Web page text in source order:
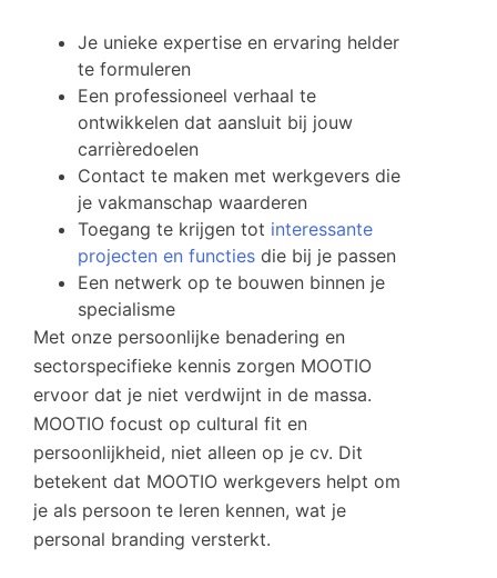
Je unieke expertise en ervaring helder
te formuleren
Een professioneel verhaal te
ontwikkelen dat aansluit bij jouw
carrièredoelen
Contact te maken met werkgevers die
je vakmanschap waarderen
Toegang te krijgen tot interessante
projecten en functies die bij je passen
Een netwerk op te bouwen binnen je
specialisme
Met onze persoonlijke benadering en
sectorspecifieke kennis zorgen MOOTIO
ervoor dat je niet verdwijnt in de massa.
MOOTIO focust op cultural fit en
persoonlijkheid, niet alleen op je cv. Dit
betekent dat MOOTIO werkgevers helpt om
je als persoon te leren kennen, wat je
personal branding versterkt.